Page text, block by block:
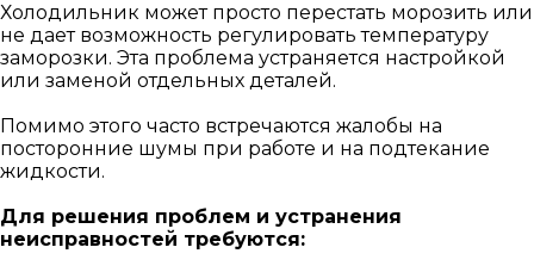
Холодильник может просто перестать морозить или
не дает возможность регулировать температуру
заморозки. Эта проблема устраняется настройкой
или заменой отдельных деталей.
Помимо этого часто встречаются жалобы на
посторонние шумы при работе и на подтекание
жидкости.
Для решения проблем и устранения
неисправностей требуются: